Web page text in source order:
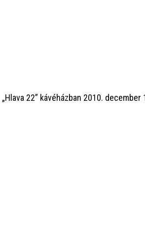
22” kávéházban 2010.